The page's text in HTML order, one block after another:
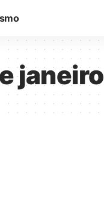
janeiro